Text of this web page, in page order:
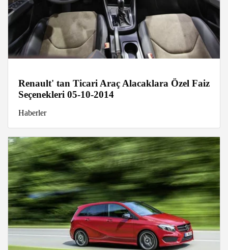
Renault' tan Ticari Araç Alacaklara Özel Faiz
Seçenekleri 05-10-2014
Haberler